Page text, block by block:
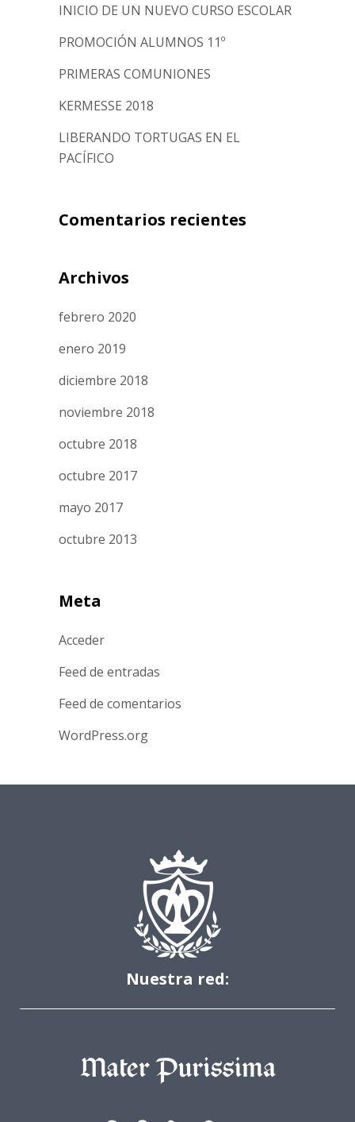
INICIO DE UN NUEVO CURSO ESCOLAR
PROMOCIÓN ALUMNOS 11º
PRIMERAS COMUNIONES
KERMESSE 2018
LIBERANDO TORTUGAS EN EL
PACÍFICO
Comentarios recientes
Archivos
febrero 2020
enero 2019
diciembre 2018
noviembre 2018
octubre 2018
octubre 2017
mayo 2017
octubre 2013
Meta
Acceder
Feed de entradas
Feed de comentarios
WordPress.org
Nuestra red: